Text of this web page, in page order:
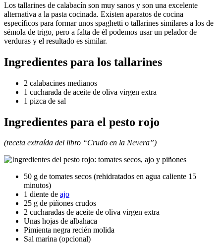
Los tallarines de calabacín son muy sanos y son una excelente
alternativa a la pasta cocinada. Existen aparatos de cocina
específicos para formar unos spaghetti o tallarines similares a los de
sémola de trigo, pero a falta de él podemos usar un pelador de
verduras y el resultado es similar.
Ingredientes para los tallarines
2 calabacines medianos
1 cucharada de aceite de oliva virgen extra
1 pizca de sal
Ingredientes para el pesto rojo
(receta extraída del libro “Crudo en la Nevera”)
50 g de tomates secos (rehidratados en agua caliente 15
minutos)
1 diente de ajo
25 g de piñones crudos
2 cucharadas de aceite de oliva virgen extra
Unas hojas de albahaca
Pimienta negra recién molida
Sal marina (opcional)